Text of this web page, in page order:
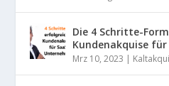
Die 4 Schritte-
Kundenakquise
Mrz 10, 2023 |